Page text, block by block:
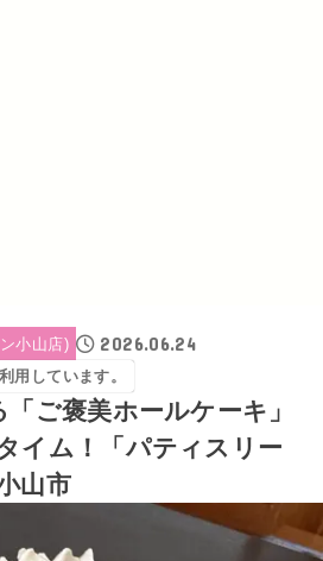
小山店) 2026.06.24
用しています。
ご褒美ホールケーキ」
イム！「パティスリー
山市